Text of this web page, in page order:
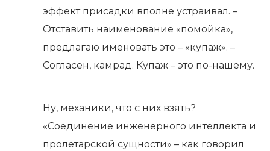
эффект присадки вполне устраивал. –
Отставить наименование «помойка»,
предлагаю именовать это – «купаж». –
Согласен, камрад. Купаж – это по-нашему.
Ну, механики, что с них взять?
«Соединение инженерного интеллекта и
пролетарской сущности» – как говорил